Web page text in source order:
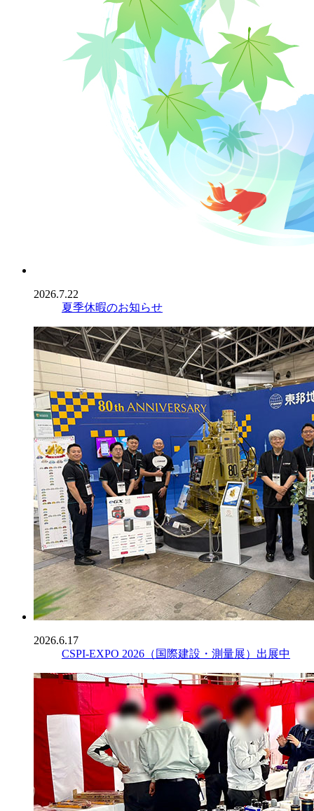
2026.7.22
夏季休暇のお知らせ
2026.6.17
CSPI-EXPO 2026（国際建設・測量展）出展中